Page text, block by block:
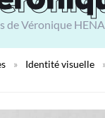
de Véronique
» Identité visuelle